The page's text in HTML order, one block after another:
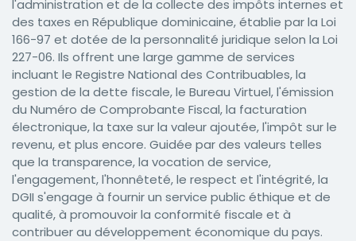
l'administration et de la collecte des impôts internes et
des taxes en République dominicaine, établie par la Loi
166-97 et dotée de la personnalité juridique selon la Loi
227-06. Ils offrent une large gamme de services
incluant le Registre National des Contribuables, la
gestion de la dette fiscale, le Bureau Virtuel, l'émission
du Numéro de Comprobante Fiscal, la facturation
électronique, la taxe sur la valeur ajoutée, l'impôt sur le
revenu, et plus encore. Guidée par des valeurs telles
que la transparence, la vocation de service,
l'engagement, l'honnêteté, le respect et l'intégrité, la
DGII s'engage à fournir un service public éthique et de
qualité, à promouvoir la conformité fiscale et à
contribuer au développement économique du pays.